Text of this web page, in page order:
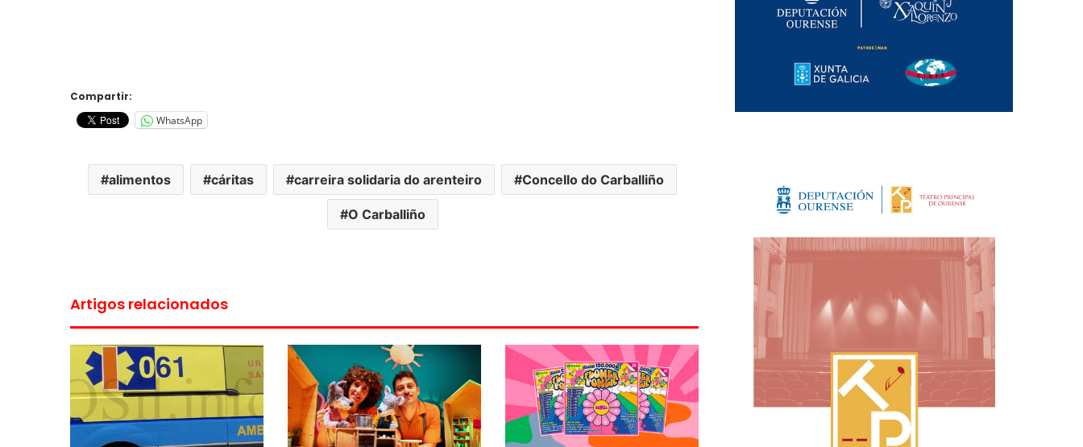
Compartir:
WhatsApp
alimentos cáritas carreira solidaria do arenteiro Concello do Carballiño
O Carballiño
Artigos relacionados